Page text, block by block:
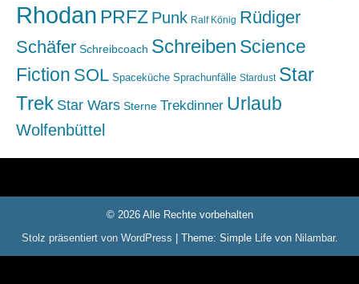
Rhodan PRFZ Punk Ralf König Rüdiger
Schäfer Schreibcoach Schreiben Science
Fiction SOL Spaceküche Sprachunfälle Stardust Star
Trek Star Wars Sterne Trekdinner Urlaub
Wolfenbüttel
© 2026 Alle Rechte vorbehalten
Stolz präsentiert von WordPress
Theme: Simple Life von Nilambar.